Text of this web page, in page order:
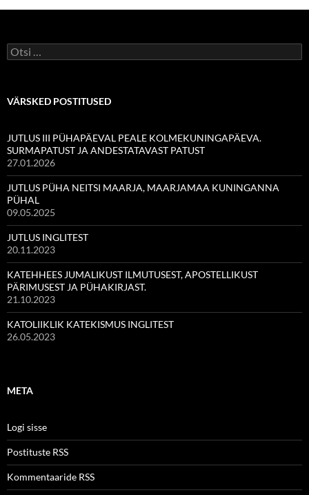
Otsi:
VÄRSKED POSTITUSED
JUTLUS III PÜHAPÄEVAL PEALE KOLMEKUNINGAPÄEVA.
SURMAPATUST JA ANDESTATAVAST PATUST
27.01.2026
JUTLUS PÜHA NEITSI MAARJA, MAARJAMAA KUNINGANNA
PÜHAL
09.05.2025
JUTLUS INGLITEST
20.11.2023
KATEHHEES JUMALIKUST ILMUTUSEST, APOSTELLIKUST
PÄRIMUSEST JA PÜHAKIRJAST.
21.10.2023
KATOLIIKLIK KATEKISMUS INGLITEST
26.05.2023
META
Logi sisse
Postituste RSS
Kommentaaride RSS